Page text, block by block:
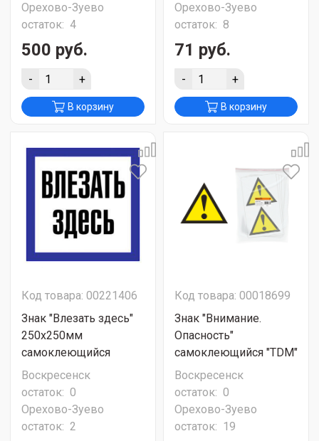
Орехово-Зуево
остаток: 4
500 руб.
- +
В корзину
Орехово-Зуево
остаток: 8
71 руб.
- +
В корзину
Код товара: 00221406
Знак "Влезать здесь"
250х250мм
самоклеющийся
Воскресенск
остаток: 0
Орехово-Зуево
остаток: 2
Код товара: 00018699
Знак "Внимание.
Опасность"
самоклеющийся "TDM"
Воскресенск
остаток: 0
Орехово-Зуево
остаток: 19